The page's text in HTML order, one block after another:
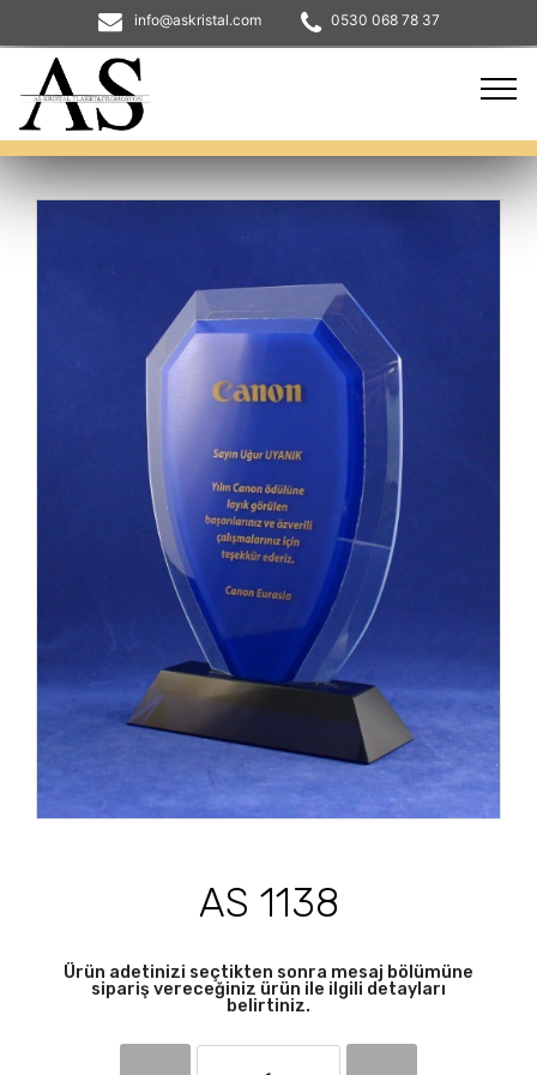
info@askristal.com 0530 068 78 37
AS 1138
Ürün adetinizi seçtikten sonra mesaj bölümüne
sipariş vereceğiniz ürün ile ilgili detayları
belirtiniz.